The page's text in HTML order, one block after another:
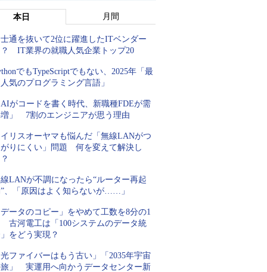
本日 月間
通を抜いて2位に躍進したITベンダー
IT業界の就職人気企業トップ20
でもTypeScriptでもない、2025年「最
気のプログラミング言語」
がコードを書く時代、新職種FDEが需
」 7割のエンジニアが思う理由
リスオーヤマも悩んだ「無線LANがつ
りにくい」問題 何を変えて解決し
LANが不調になったら“ルーター再起
、「原因はよく知らないが……」
ータのコピー」をやめて工数を8分の1
古河電工は「100システムのデータ統
をどう実現？
ファイバーはもう古い」「2035年宇宙
」 実運用へ向かうデータセンター新